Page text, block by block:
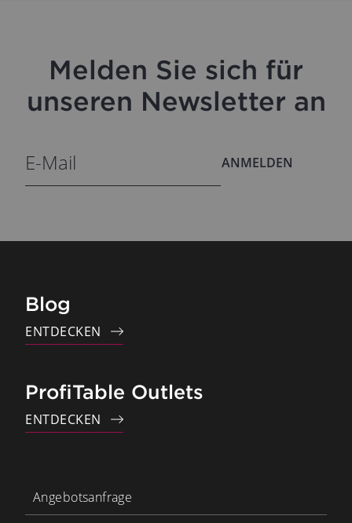
Melden Sie sich für
unseren Newsletter an
ANMELDEN
Blog
ENTDECKEN
ProfiTable Outlets
ENTDECKEN
Angebotsanfrage